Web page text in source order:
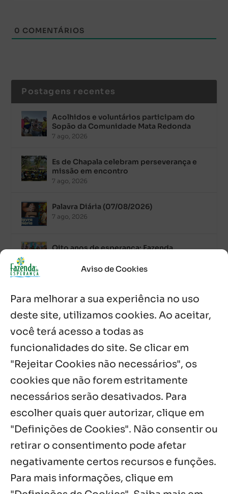
Aviso de Cookies
Para melhorar a sua experiência no uso
deste site, utilizamos cookies. Ao aceitar,
você terá acesso a todas as
funcionalidades do site. Se clicar em
"Rejeitar Cookies não necessários", os
cookies que não forem estritamente
necessários serão desativados. Para
escolher quais quer autorizar, clique em
"Definições de Cookies". Não consentir ou
retirar o consentimento pode afetar
negativamente certos recursos e funções.
Para mais informações, clique em
0 COMENTÁRIOS
Postagens recentes
Acolhidos e voluntários participam do
Sopão da Comunidade Mata Redonda
7 ago, 2026
Es de Chapala celebram perseverança e
missão em encontro
7 ago, 2026
Palavra Diária (07/08/2026)
7 ago, 2026
Oito anos de esperança: Fazenda
com missa e festa
Boletim JULHO de 2026 – Centro Infantil
Chitaitai
6 ago, 2026
Palavra Diária (06/08/2026)
Notícias por Categoria